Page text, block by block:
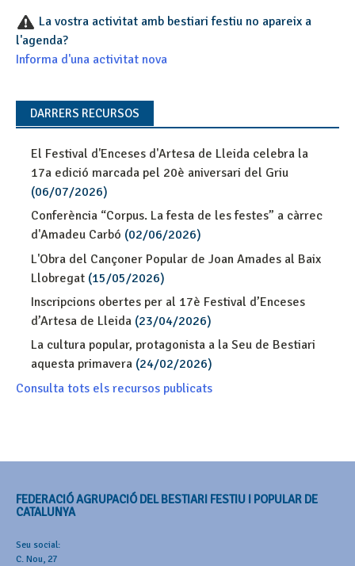
La vostra activitat amb bestiari festiu no apareix a
l'agenda?
Informa d'una activitat nova
DARRERS RECURSOS
El Festival d'Enceses d'Artesa de Lleida celebra la
17a edició marcada pel 20è aniversari del Griu
(06/07/2026)
Conferència “Corpus. La festa de les festes” a càrrec
d'Amadeu Carbó (02/06/2026)
L'Obra del Cançoner Popular de Joan Amades al Baix
Llobregat (15/05/2026)
Inscripcions obertes per al 17è Festival d’Enceses
d’Artesa de Lleida (23/04/2026)
La cultura popular, protagonista a la Seu de Bestiari
aquesta primavera (24/02/2026)
Consulta tots els recursos publicats
FEDERACIÓ AGRUPACIÓ DEL BESTIARI FESTIU I POPULAR DE
CATALUNYA
Seu social:
C. Nou, 27